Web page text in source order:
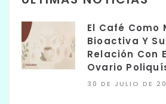
El Café Como
Bioactiva Y
Relación Con
Ovario
30 DE JULIO DE